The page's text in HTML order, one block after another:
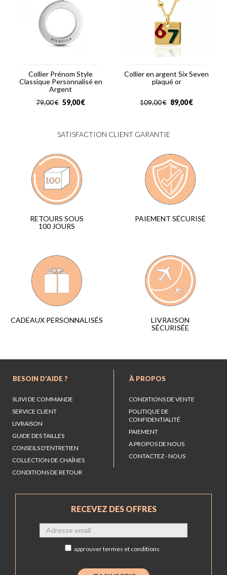
Collier Prénom Style
Classique Personnalisé en
Argent
€
79,00 €
59,00
Collier en argent Six Seven
plaqué or
€
109,00 €
89,00
SATISFACTION CLIENT GARANTIE
RETOURS SOUS
100 JOURS
PAIEMENT SÉCURISÉ
CADEAUX PERSONNALISÉS
LIVRAISON
SÉCURISÉE
BESOIN D'AIDE ?
SUIVI DE COMMANDE
SERVICE CLIENT
LIVRAISON
GUIDE DES TAILLES
CONSEILS D'ENTRETIEN
COLLECTION DE CHAÎNES
CONDITIONS DE RETOUR
À PROPOS
CONDITIONS DE VENTE
POLITIQUE DE
CONFIDENTIALITÉ
PAIEMENT
A PROPOS DE NOUS
CONTACTEZ - NOUS
RECEVEZ DES OFFRES
approuvertermes et conditions